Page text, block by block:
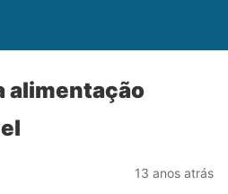
alimentação
13 anos atrás